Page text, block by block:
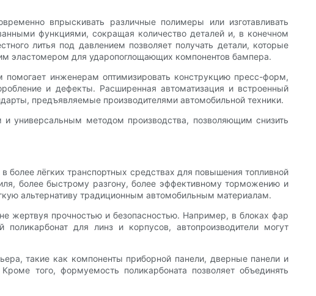
впрыскивать различные полимеры или изготавливать
функциями, сокращая количество деталей и, в конечном
литья под давлением позволяет получать детали, которые
эластомером для ударопоглощающих компонентов бампера.
помогает инженерам оптимизировать конструкцию пресс-форм,
и дефекты. Расширенная автоматизация и встроенный
предъявляемые производителями автомобильной техники.
универсальным методом производства, позволяющим снизить
лёгких транспортных средствах для повышения топливной
более быстрому разгону, более эффективному торможению и
альтернативу традиционным автомобильным материалам.
жертвуя прочностью и безопасностью. Например, в блоках фар
для линз и корпусов, автопроизводители могут
такие как компоненты приборной панели, дверные панели и
того, формуемость поликарбоната позволяет объединять